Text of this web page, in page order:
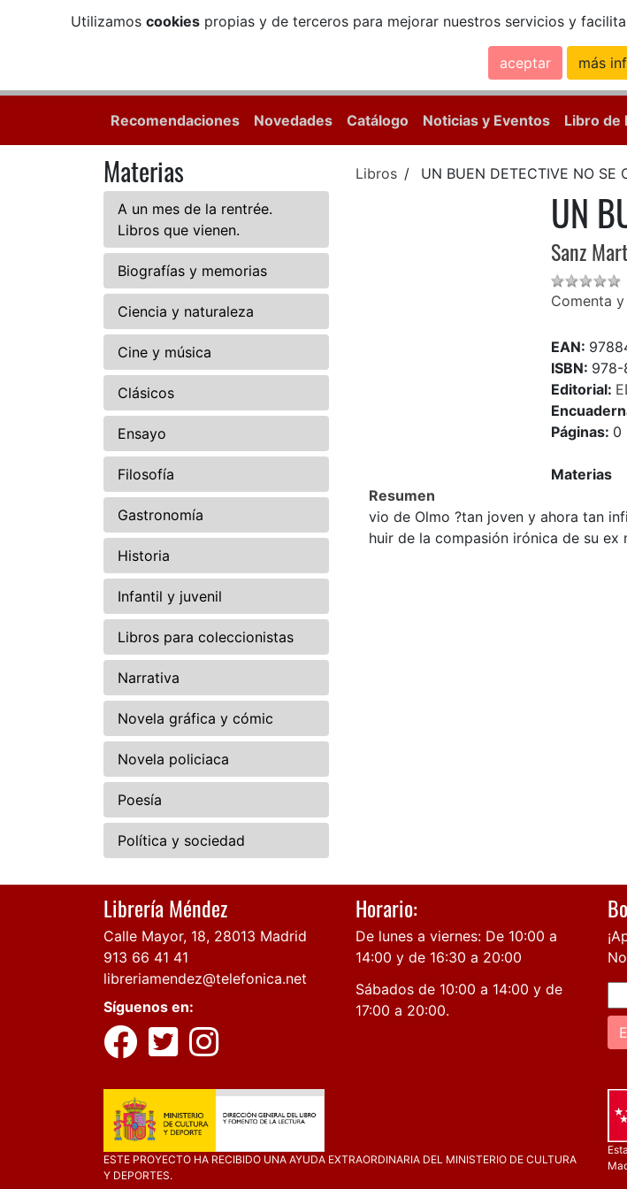
Utilizamos cookiespropias y de terceros para mejorar nuestros servicios y
aceptar más
Recomendaciones Novedades Catálogo Noticias y Eventos Libro de
Materias
A un mes de la rentrée.
Libros que vienen.
Biografías y memorias
Ciencia y naturaleza
Cine y música
Clásicos
Ensayo
Filosofía
Gastronomía
Historia
Infantil y juvenil
Libros para coleccionistas
Narrativa
Novela gráfica y cómic
Novela policiaca
Poesía
Política y sociedad
Libros UN BUEN DETECTIVE NO SE
UN
Sanz
Comenta
EAN:
ISBN: 978-
Editorial:
Páginas: 0
Materias
Resumen
vio de Olmo ?tan joven y ahora tan
huir de la compasión irónica de su
Librería Méndez
Calle Mayor, 18, 28013 Madrid
913 66 41 41
libreriamendez@telefonica.net
Síguenos en:
Horario:
De lunes a viernes: De 10:00 a
14:00 y de 16:30 a 20:00
Sábados de 10:00 a 14:00 y de
17:00 a 20:00.
ESTE PROYECTO HA RECIBIDO UNA AYUDA EXTRAORDINARIA DEL MINISTERIO DE CULTURA
Y DEPORTES.